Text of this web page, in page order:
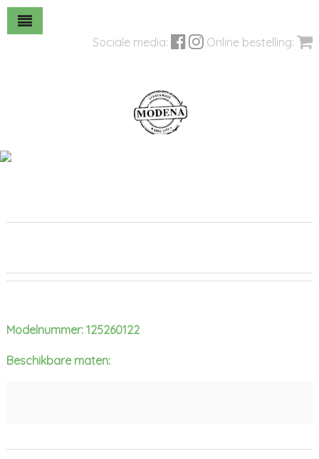
Sociale media: Online bestelling:
Modelnummer: 125260122
Beschikbare maten: